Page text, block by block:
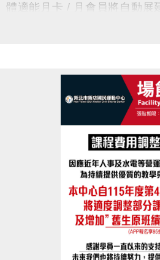
體適能月卡 / 月會員將自動展
感謝您的配合